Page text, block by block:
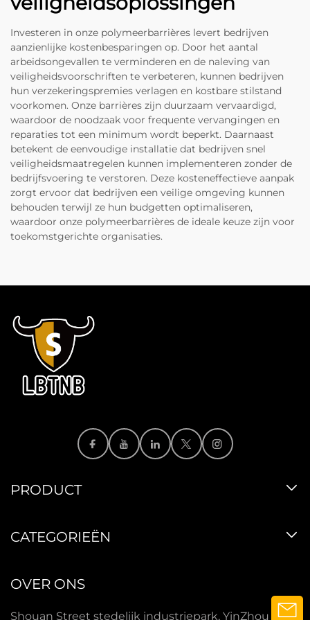
Investeren in onze polymeerbarrières levert bedrijven
aanzienlijke kostenbesparingen op. Door het aantal
arbeidsongevallen te verminderen en de naleving van
veiligheidsvoorschriften te verbeteren, kunnen bedrijven
hun verzekeringspremies verlagen en kostbare stilstand
voorkomen. Onze barrières zijn duurzaam vervaardigd,
waardoor de noodzaak voor frequente vervangingen en
reparaties tot een minimum wordt beperkt. Daarnaast
betekent de eenvoudige installatie dat bedrijven snel
veiligheidsmaatregelen kunnen implementeren zonder de
bedrijfsvoering te verstoren. Deze kosteneffectieve aanpak
zorgt ervoor dat bedrijven een veilige omgeving kunnen
behouden terwijl ze hun budgetten optimaliseren,
waardoor onze polymeerbarrières de ideale keuze zijn voor
toekomstgerichte organisaties.
PRODUCT
CATEGORIEËN
OVER ONS
Shouan Street stedelijk industriepark, YinZhou